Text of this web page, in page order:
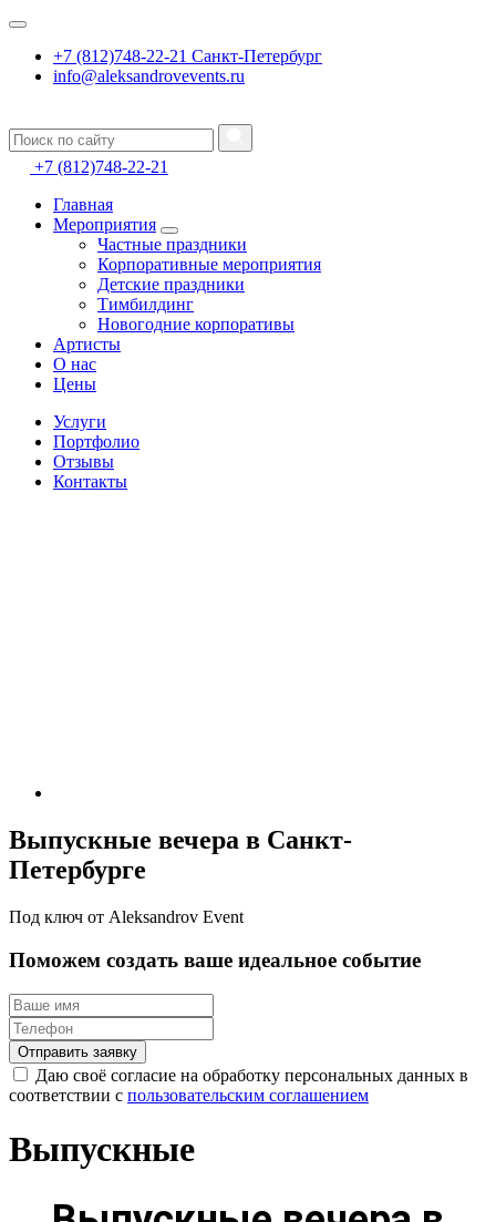
+7 (812)748-22-21 Санкт-Петербург
info@aleksandrovevents.ru
+7 (812)748-22-21
Главная
Мероприятия
Частные праздники
Корпоративные мероприятия
Детские праздники
Тимбилдинг
Новогодние корпоративы
Артисты
О нас
Цены
Услуги
Портфолио
Отзывы
Контакты
Выпускные вечера в Санкт-
Петербурге
Под ключ от Aleksandrov Event
Поможем создать ваше идеальное событие
Отправить заявку
Даю своё согласие на обработку персональных данных в
соответствии с пользовательским соглашением
Выпускные